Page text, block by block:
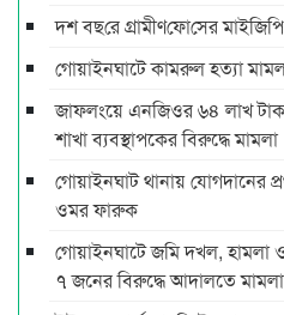
দশ বছ‌রে গ্রামীণ‌ফো‌সের
গোয়াইনঘাটে কামরুল হত্যা
জাফলংয়ে এনজিওর ৬৪ লাখ
শাখা ব্যবস্থাপকের বিরুদ্ধে মামলা
গোয়াইনঘাট থানায় যোগদানের
ওমর ফারুক
গোয়াইনঘাটে জমি দখল, হামলা
৭ জনের বিরুদ্ধে আদালতে মামলা